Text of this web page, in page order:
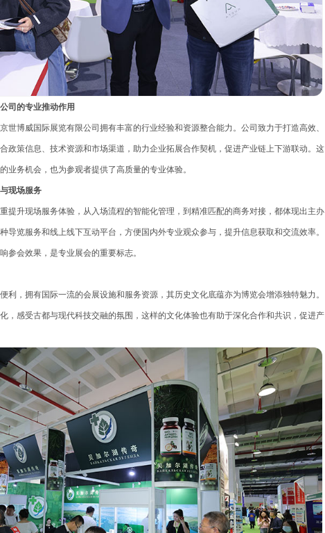
司的专业推动作用
世博威国际展览有限公司拥有丰富的行业经验和资源整合能力。公司致力于打造高效、
政策信息、技术资源和市场渠道，助力企业拓展合作契机，促进产业链上下游联动。这
业务机会，也为参观者提供了高质量的专业体验。
现场服务
提升现场服务体验，从入场流程的智能化管理，到精准匹配的商务对接，都体现出主办
导览服务和线上线下互动平台，方便国内外专业观众参与，提升信息获取和交流效率。
参会效果，是专业展会的重要标志。
利，拥有国际一流的会展设施和服务资源，其历史文化底蕴亦为博览会增添独特魅力。
，感受古都与现代科技交融的氛围，这样的文化体验也有助于深化合作和共识，促进产